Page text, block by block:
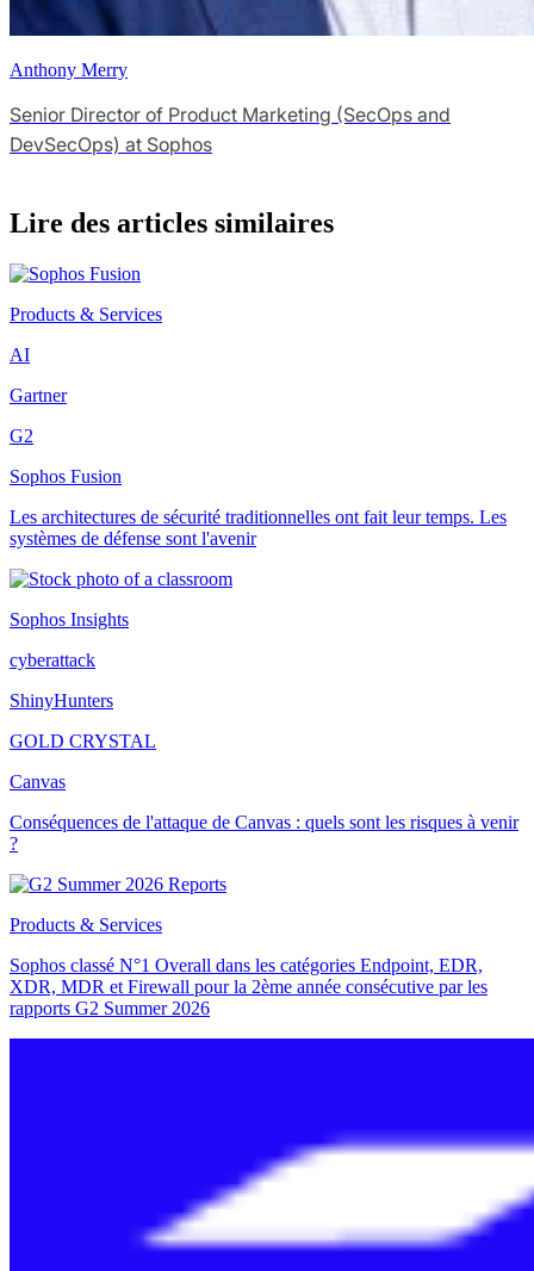
Anthony Merry
Senior Director of Product Marketing (SecOps and
DevSecOps) at Sophos
Lire des articles similaires
Products & Services
AI
Gartner
G2
Sophos Fusion
Les architectures de sécurité traditionnelles ont fait leur temps. Les
systèmes de défense sont l'avenir
Sophos Insights
cyberattack
ShinyHunters
GOLD CRYSTAL
Canvas
Conséquences de l'attaque de Canvas : quels sont les risques à venir
?
Products & Services
Sophos classé N°1 Overall dans les catégories Endpoint, EDR,
XDR, MDR et Firewall pour la 2ème année consécutive par les
rapports G2 Summer 2026